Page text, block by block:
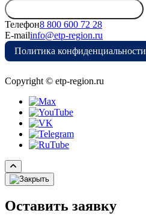
Телефон8 800 600 72 28
E-mailinfo@etp-region.ru
Политика конфиденциальности
Copyright © etp-region.ru
Оставить заявку